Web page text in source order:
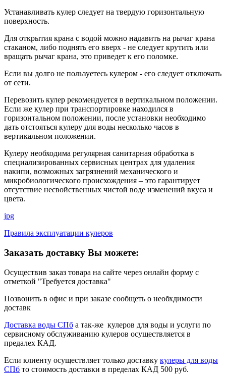
Устанавливать кулер следует на твердую горизонтальную
поверхность.
Для открытия крана с водой можно надавить на рычаг крана
стаканом, либо поднять его вверх - не следует крутить или
вращать рычаг крана, это приведет к его поломке.
Если вы долго не пользуетесь кулером - его следует отключать
от сети.
Перевозить кулер рекомендуется в вертикальном положении.
Если же кулер при транспортировке находился в
горизонтальном положении, после установки необходимо
дать отстояться кулеру для воды несколько часов в
вертикальном положении.
Кулеру необходима регулярная санитарная обработка в
специализированных сервисных центрах для удаления
накипи, возможных загрязнений механического и
микробиологического происхождения – это гарантирует
отсутствие несвойственных чистой воде изменений вкуса и
цвета.
jpg
Правила эксплуатации кулеров
Заказать доставку Вы можете:
Осуществив заказ товара на сайте через онлайн форму с
отметкой "Требуется доставка"
Позвонить в офис и при заказе сообщеть о необхдимости
доставк
Доставка воды СПб а так-же кулеров для воды и услуги по
сервисному обслуживанию кулеров осуществляется в
предалех КАД.
Если клиенту осуществляет только доставку кулеры для воды
СПб то стоимость доставки в пределах КАД 500 руб.